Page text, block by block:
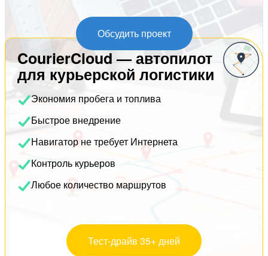
Обсудить проект
CourierCloud — автопилот
для курьерской логистики
Экономия пробега и топлива
Быстрое внедрение
Навигатор не требует Интернета
Контроль курьеров
Любое количество маршрутов
Тест-драйв 35+ дней